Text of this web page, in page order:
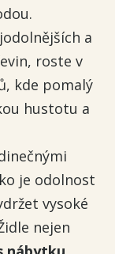
a
roste v
kde pomalý
hustotu a
je odolnost
vysoké
nejen